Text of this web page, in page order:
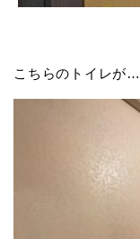
こちらのトイレが…